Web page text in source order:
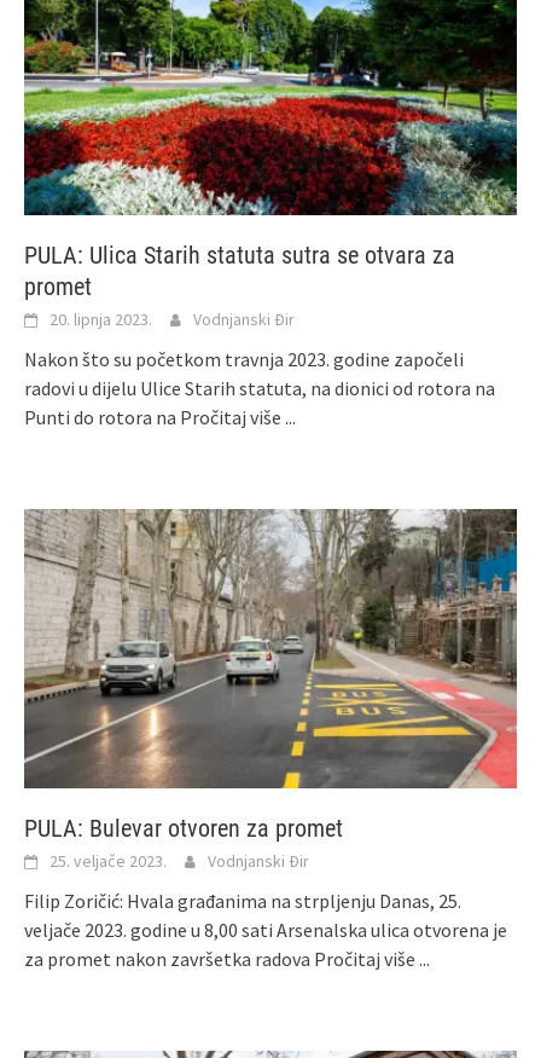
PULA: Ulica Starih statuta sutra se otvara za
promet
20. lipnja 2023. Vodnjanski Đir
Nakon što su početkom travnja 2023. godine započeli
radovi u dijelu Ulice Starih statuta, na dionici od rotora na
Punti do rotora na Pročitaj više ...
PULA: Bulevar otvoren za promet
25. veljače 2023. Vodnjanski Đir
Filip Zoričić: Hvala građanima na strpljenju Danas, 25.
veljače 2023. godine u 8,00 sati Arsenalska ulica otvorena je
za promet nakon završetka radova Pročitaj više ...